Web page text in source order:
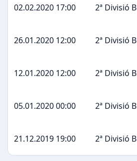
02.02.2020 17:00 2ª Divisió B
26.01.2020 12:00 2ª Divisió B
12.01.2020 12:00 2ª Divisió B
05.01.2020 00:00 2ª Divisió B
21.12.2019 19:00 2ª Divisió B